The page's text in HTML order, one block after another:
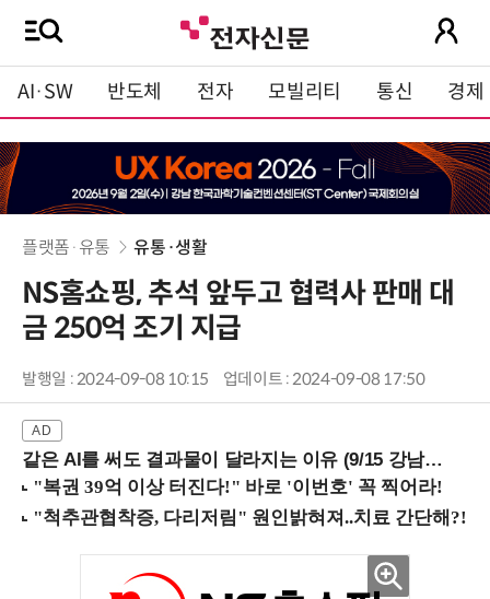
AI·SW 반도체 전자 모빌리티 통신 경제
플랫폼·유통 유통·생활
NS홈쇼핑, 추석 앞두고 협력사 판매 대
금 250억 조기 지급
발행일 : 2024-09-08 10:15 업데이트 : 2024-09-08 17:50
같은 AI를 써도 결과물이 달라지는 이유 (9/15 강남역)